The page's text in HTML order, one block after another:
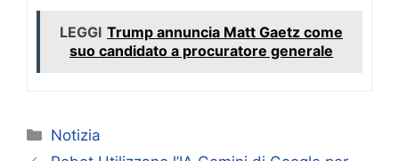
LEGGI Trump annuncia Matt Gaetz come
suo candidato a procuratore generale
Categorie
Notizia